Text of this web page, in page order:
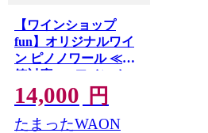
【ワインショップ
fun】オリジナルワイ
ン ピノノワール ≪贈
答対応≫ | ワイン わい
ん 赤ワイン 白ワイン
お酒 おさけ 酒 さけ ピ
ノノワール オリジナ
14,000 円
たまったWAON